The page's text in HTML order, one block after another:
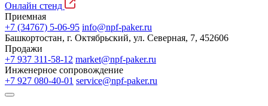
Онлайн стенд
Приемная
+7 (34767) 5-06-95 info@npf-paker.ru
Башкортостан, г. Октябрьский, ул. Северная, 7, 452606
Продажи
+7 937 311-58-12 market@npf-paker.ru
Инженерное сопровождение
+7 927 080-40-01 service@npf-paker.ru